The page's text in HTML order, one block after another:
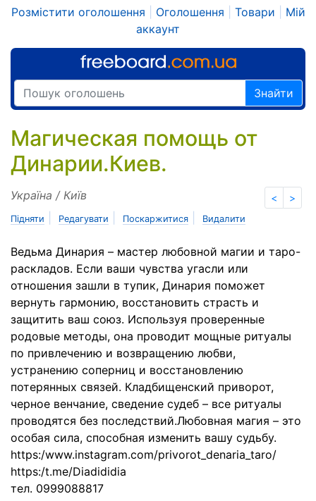
Розмістити оголошення Оголошення Товари
Мій
аккаунт
Знайти
Магическая помощь от
Динарии.Киев.
< >
Україна / Київ
Підняти Редагувати Поскаржитися Видалити
Ведьма Динария – мастер любовной магии и таро-
раскладов. Если ваши чувства угасли или
отношения зашли в тупик, Динария поможет
вернуть гармонию, восстановить страсть и
защитить ваш союз. Используя проверенные
родовые методы, она проводит мощные ритуалы
по привлечению и возвращению любви,
устранению соперниц и восстановлению
потерянных связей. Кладбищенский приворот,
черное венчание, сведение судеб – все ритуалы
проводятся без последствий.Любовная магия – это
особая сила, способная изменить вашу судьбу.
https:/www.instagram.com/privorot_denaria_taro/
https:/t.me/Diadididia
тел. 0999088817